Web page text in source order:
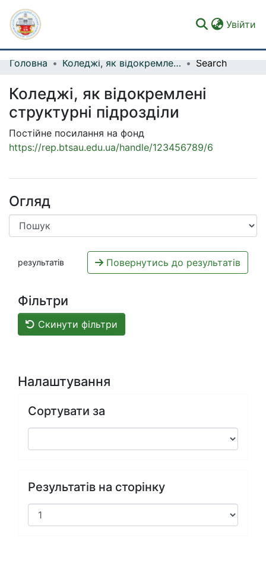
Увійти
Фонди та зібрання
Пошук за критеріями
Статистика
Головна Коледжі, як відокремлені структурні підрозділи Search
Коледжі, як відокремлені
структурні підрозділи
Постійне посилання на фонд
https://rep.btsau.edu.ua/handle/123456789/6
Огляд
результатів Повернутись до результатів
Фільтри
Скинути фільтри
Налаштування
Сортувати за
Результатів на сторінку